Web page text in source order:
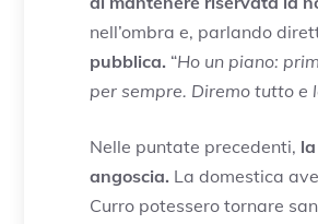
nell’ombra e, parlando
pubblica. “Ho un piano:
per sempre. Diremo tutto e
Nelle puntate precedenti,
angoscia. La domestica
Curro potessero tornare